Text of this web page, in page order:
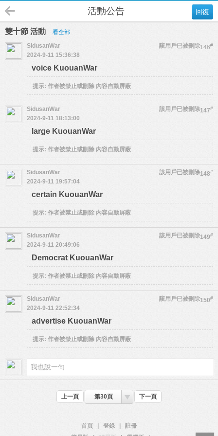
回復
活動公告
雙十節 活動 看全部
146#
SidusanWar
該用戶已被刪除
2024-9-11 15:36:38
voice KuouanWar
提示: 作者被禁止或刪除 內容自動屏蔽
147#
SidusanWar
該用戶已被刪除
2024-9-11 18:13:00
large KuouanWar
提示: 作者被禁止或刪除 內容自動屏蔽
148#
SidusanWar
該用戶已被刪除
2024-9-11 19:57:04
certain KuouanWar
提示: 作者被禁止或刪除 內容自動屏蔽
149#
SidusanWar
該用戶已被刪除
2024-9-11 20:49:06
Democrat KuouanWar
提示: 作者被禁止或刪除 內容自動屏蔽
150#
SidusanWar
該用戶已被刪除
2024-9-11 22:52:34
advertise KuouanWar
提示: 作者被禁止或刪除 內容自動屏蔽
上一頁 第30頁 下一頁
首頁 登錄
註冊